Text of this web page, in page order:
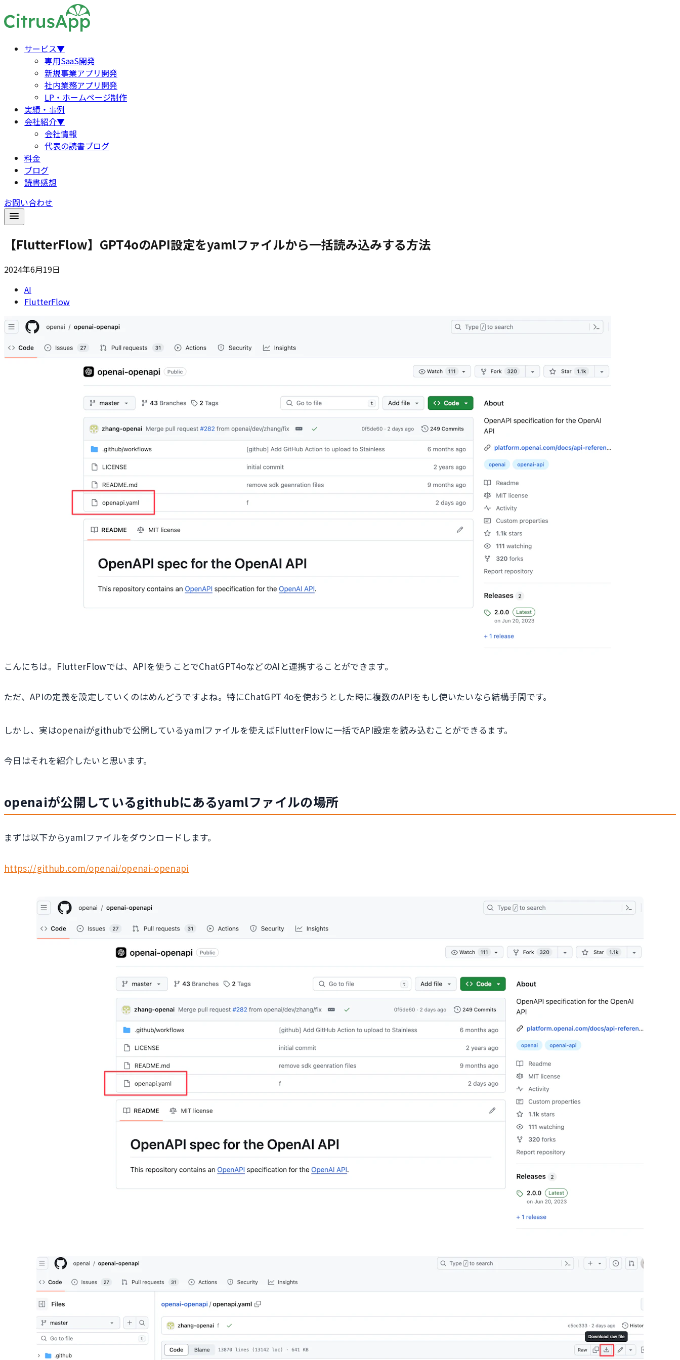
サービス▼
専用SaaS開発
新規事業アプリ開発
社内業務アプリ開発
LP・ホームページ制作
実績・事例
会社紹介▼
会社情報
代表の読書ブログ
料金
ブログ
読書感想
お問い合わせ
【FlutterFlow】GPT4oのAPI設定をyamlファイルから一括読み込みする方法
2024年6月19日
AI
FlutterFlow
こんにちは。FlutterFlowでは、APIを使うことでChatGPT4oなどのAIと連携することができます。
ただ、APIの定義を設定していくのはめんどうですよね。特にChatGPT 4oを使おうとした時に複数のAPIをもし使いたいなら結構手間です。
しかし、実はopenaiがgithubで公開しているyamlファイルを使えばFlutterFlowに一括でAPI設定を読み込むことができるます。
今日はそれを紹介したいと思います。
openaiが公開しているgithubにあるyamlファイルの場所
まずは以下からyamlファイルをダウンロードします。
https://github.com/openai/openai-openapi